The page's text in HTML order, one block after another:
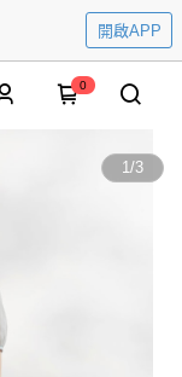
開啟APP
0
1/3